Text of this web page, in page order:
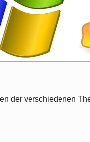
der verschiedenen